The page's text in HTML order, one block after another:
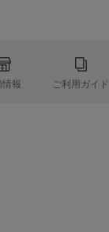
情報 ご利用ガイド